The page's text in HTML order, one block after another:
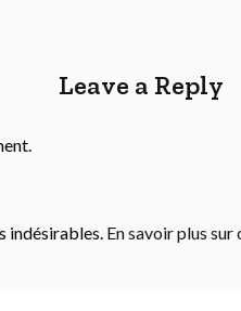
Leave a Reply
indésirables. En savoir plus